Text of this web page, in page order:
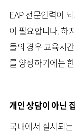
EAP 전문인력이
이 필요합니다. 하
들의 경우 교육시
를 양성하기에는
개인 상담이 아닌
국내에서 실시되